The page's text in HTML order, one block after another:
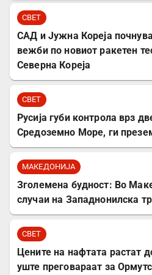
СВЕТ
САД и Јужна Кореја
вежби по новиот ракетен
Северна Кореја
СВЕТ
Русија губи контрола врз
Средоземно Море, ги
МАКЕДОНИЈА
Зголемена будност: Во
случаи на Западнонилска
СВЕТ
Цените на нафтата растат
уште преговараат за